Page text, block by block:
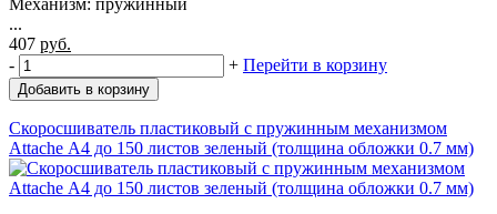
...
407 руб.
-
+ Перейти в корзину
Добавить в корзину
Скоросшиватель пластиковый с пружинным механизмом
Attache А4 до 150 листов зеленый (толщина обложки 0.7 мм)